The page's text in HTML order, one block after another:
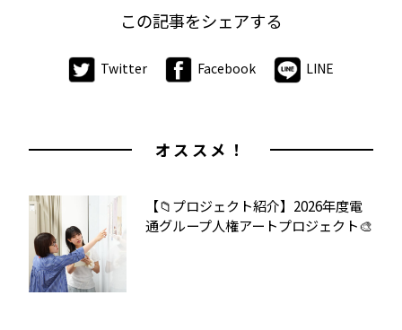
この記事をシェアする
Twitter Facebook LINE
オススメ！
【📁プロジェクト紹介】2026年度電
通グループ人権アートプロジェクト🎨